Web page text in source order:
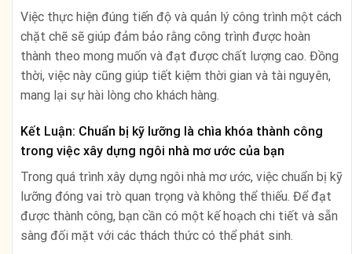
Việc thực hiện đúng tiến độ và quản lý công trình một cách
chặt chẽ sẽ giúp đảm bảo rằng công trình được hoàn
thành theo mong muốn và đạt được chất lượng cao. Đồng
thời, việc này cũng giúp tiết kiệm thời gian và tài nguyên,
mang lại sự hài lòng cho khách hàng.
Kết Luận: Chuẩn bị kỹ lưỡng là chìa khóa thành công
trong việc xây dựng ngôi nhà mơ ước của bạn
Trong quá trình xây dựng ngôi nhà mơ ước, việc chuẩn bị kỹ
lưỡng đóng vai trò quan trọng và không thể thiếu. Để đạt
được thành công, bạn cần có một kế hoạch chi tiết và sẵn
sàng đối mặt với các thách thức có thể phát sinh.